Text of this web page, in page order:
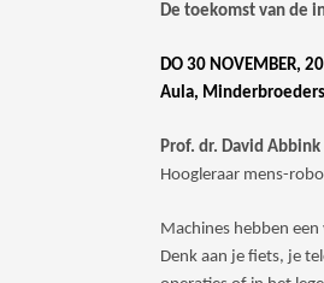
De toekomst van de
DO 30 NOVEMBER,
Aula,
Prof. dr. David Abbink
Hoogleraar mens-
Machines hebben
Denk aan je fiets, je